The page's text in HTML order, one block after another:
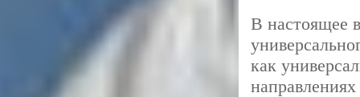
В настоящее
как
направлениях